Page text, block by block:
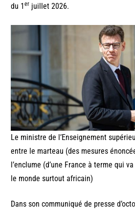
du 1er juillet 2026.
Le ministre de l’Enseignement
entre le marteau (des mesures
l’enclume (d’une France à terme qui
le monde surtout africain)
Dans son communiqué de presse